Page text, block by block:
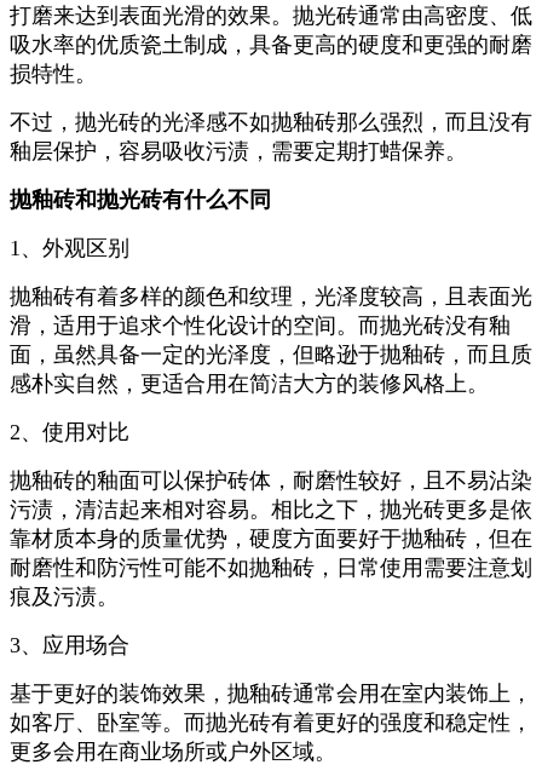
打磨来达到表面光滑的效果。抛光砖通常由高密度、低
吸水率的优质瓷土制成，具备更高的硬度和更强的耐磨
损特性。
不过，抛光砖的光泽感不如抛釉砖那么强烈，而且没有
釉层保护，容易吸收污渍，需要定期打蜡保养。
抛釉砖和抛光砖有什么不同
1、外观区别
抛釉砖有着多样的颜色和纹理，光泽度较高，且表面光
滑，适用于追求个性化设计的空间。而抛光砖没有釉
面，虽然具备一定的光泽度，但略逊于抛釉砖，而且质
感朴实自然，更适合用在简洁大方的装修风格上。
2、使用对比
抛釉砖的釉面可以保护砖体，耐磨性较好，且不易沾染
污渍，清洁起来相对容易。相比之下，抛光砖更多是依
靠材质本身的质量优势，硬度方面要好于抛釉砖，但在
耐磨性和防污性可能不如抛釉砖，日常使用需要注意划
痕及污渍。
3、应用场合
基于更好的装饰效果，抛釉砖通常会用在室内装饰上，
如客厅、卧室等。而抛光砖有着更好的强度和稳定性，
更多会用在商业场所或户外区域。